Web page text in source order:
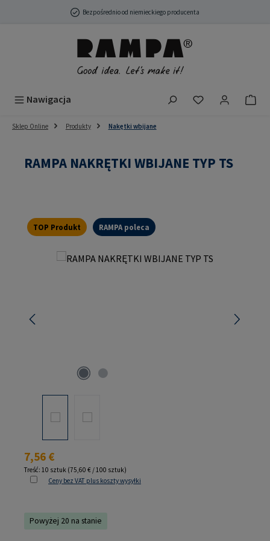
Przejdź do głównej zawartościBezpośrednio od niemieckiego producenta
Nawigacja Masz 0
Sklep Online Produkty Nakętki wbijane
RAMPA NAKRĘTKI WBIJANE TYP TS
TOP Produkt RAMPA poleca
Pomiń galerię zdjęć
Cena regularna:
7,56 €
Treść: 10 sztuk (75,60 € / 100 sztuk)
Ceny bez VAT plus koszty wysyłki
Powyżej 20 na stanie